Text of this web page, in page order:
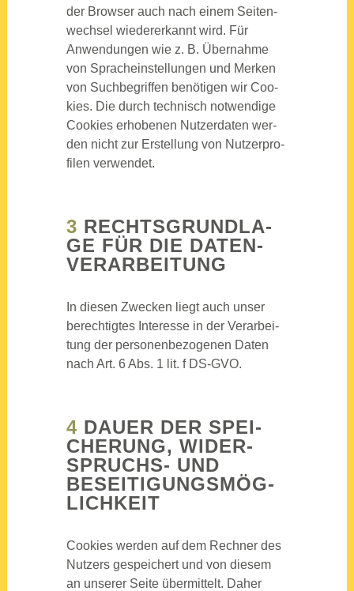
der Brow­ser auch nach einem Sei­ten­
wech­sel wie­der­erkannt wird. Für
Anwen­dun­gen wie z. B. Über­nah­me
von Sprach­ein­stel­lun­gen und Mer­ken
von Such­be­grif­fen benö­ti­gen wir Coo­
kies. Die durch tech­nisch not­wen­di­ge
Coo­kies erho­be­nen Nut­zer­da­ten wer­
den nicht zur Erstel­lung von Nut­zer­pro­
fi­len ver­wen­det.
3 RECHTS­GRUND­LA­
GE FÜR DIE DATEN­
VER­AR­BEI­TUNG
In die­sen Zwe­cken liegt auch unser
berech­tig­tes Inter­es­se in der Ver­ar­bei­
tung der per­so­nen­be­zo­ge­nen Daten
nach Art. 6 Abs. 1 lit. f DS-GVO.
4 DAU­ER DER SPEI­
CHE­RUNG, WIDER­
SPRUCHS- UND
BESEI­TI­GUNGS­MÖG­
LICH­KEIT
Coo­kies wer­den auf dem Rech­ner des
Nut­zers gespei­chert und von die­sem
an unse­rer Sei­te über­mit­telt. Daher